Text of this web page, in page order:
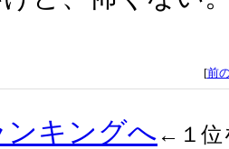
[前
ンキングへ ←１位